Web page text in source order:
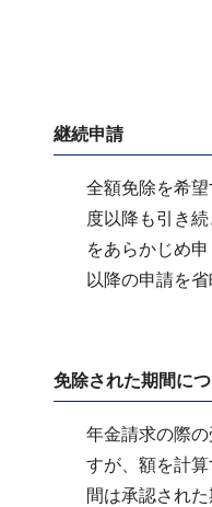
継続申請
全額免除を希
度以降も引き
をあらかじめ
以降の申請を省
免除された期間に
年金請求の際
すが、額を計
間は承認され